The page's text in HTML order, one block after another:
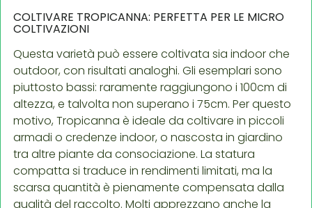
COLTIVARE TROPICANNA: PERFETTA PER LE MICRO
COLTIVAZIONI
Questa varietà può essere coltivata sia indoor che
outdoor, con risultati analoghi. Gli esemplari sono
piuttosto bassi: raramente raggiungono i 100cm di
altezza, e talvolta non superano i 75cm. Per questo
motivo, Tropicanna è ideale da coltivare in piccoli
armadi o credenze indoor, o nascosta in giardino
tra altre piante da consociazione. La statura
compatta si traduce in rendimenti limitati, ma la
scarsa quantità è pienamente compensata dalla
qualità del raccolto. Molti apprezzano anche la